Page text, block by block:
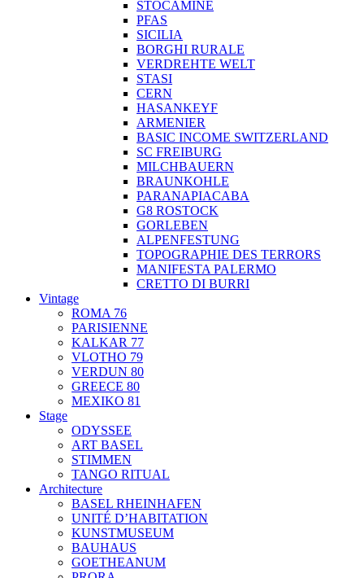
STOCAMINE
PFAS
SICILIA
BORGHI RURALE
VERDREHTE WELT
STASI
CERN
HASANKEYF
ARMENIER
BASIC INCOME SWITZERLAND
SC FREIBURG
MILCHBAUERN
BRAUNKOHLE
PARANAPIACABA
G8 ROSTOCK
GORLEBEN
ALPENFESTUNG
TOPOGRAPHIE DES TERRORS
MANIFESTA PALERMO
CRETTO DI BURRI
Vintage
ROMA 76
PARISIENNE
KALKAR 77
VLOTHO 79
VERDUN 80
GREECE 80
MEXIKO 81
Stage
ODYSSEE
ART BASEL
STIMMEN
TANGO RITUAL
Architecture
BASEL RHEINHAFEN
UNITÉ D’HABITATION
KUNSTMUSEUM
BAUHAUS
GOETHEANUM